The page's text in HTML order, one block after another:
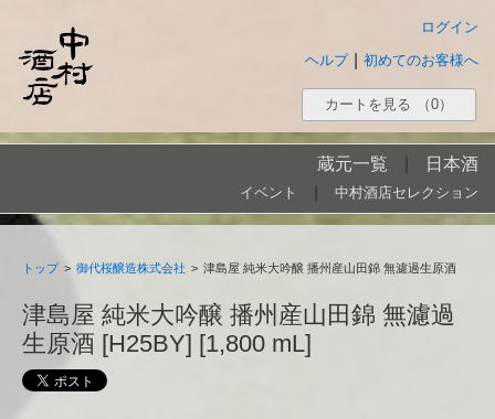
ログイン
初めてのお客様へ
ヘルプ
カートを見る （0）
蔵元一覧 日本酒
イベント 中村酒店セレクション
トップ > 御代桜醸造株式会社 > 津島屋 純米大吟醸 播州産山田錦 無濾過生原酒
津島屋 純米大吟醸 播州産山田錦 無濾過
生原酒 [H25BY] [1,800 mL]